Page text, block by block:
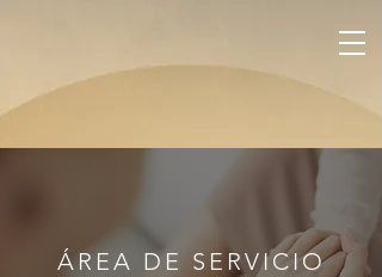
ÁREA DE SERVICIO